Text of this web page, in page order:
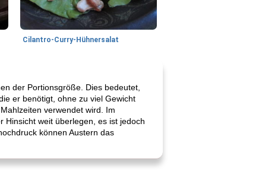
Cilantro-Curry-Hühnersalat
der Portionsgröße. Dies bedeutet,
er benötigt, ohne zu viel Gewicht
verwendet wird. Im
Hinsicht weit überlegen, es ist jedoch
können Austern das